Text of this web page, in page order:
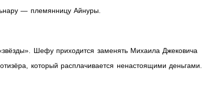
— племянницу Айнуры.
Шефу приходится заменять Михаила Джековича
который расплачивается ненастоящими деньгами.